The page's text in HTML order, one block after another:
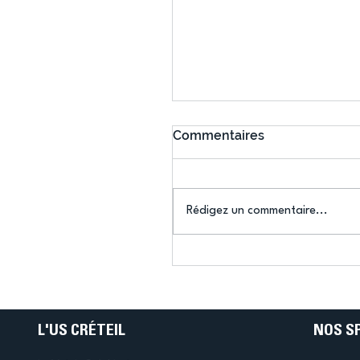
Ping ? Quand le tennis
Commentaires
Rédigez un commentaire...
L'US CRÉTEIL NOS